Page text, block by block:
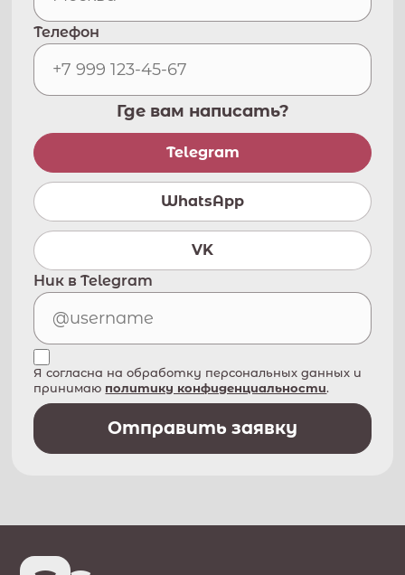
Телефон
Где вам написать?
Telegram
WhatsApp
VK
Ник в Telegram
Я согласна на обработку персональных данных и
принимаю политику конфиденциальности.
Отправить заявку